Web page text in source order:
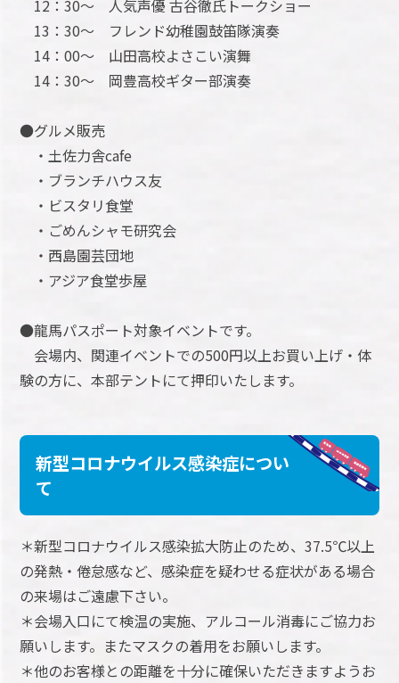
12：30～ 人気声優 古谷徹氏トークショー
13：30～ フレンド幼稚園鼓笛隊演奏
14：00～ 山田高校よさこい演舞
14：30～ 岡豊高校ギター部演奏
●グルメ販売
・土佐力舎cafe
・ブランチハウス友
・ビスタリ食堂
・ごめんシャモ研究会
・西島園芸団地
・アジア食堂歩屋
●龍馬パスポート対象イベントです。
会場内、関連イベントでの500円以上お買い上げ・体
験の方に、本部テントにて押印いたします。
新型コロナウイルス感染症につい
て
＊新型コロナウイルス感染拡大防止のため、37.5℃以上
の発熱・倦怠感など、感染症を疑わせる症状がある場合
の来場はご遠慮下さい。
＊会場入口にて検温の実施、アルコール消毒にご協力お
願いします。またマスクの着用をお願いします。
＊他のお客様との距離を十分に確保いただきますようお